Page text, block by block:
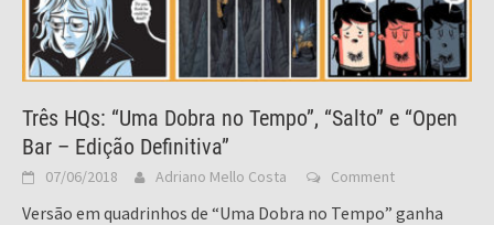
Três HQs: “Uma Dobra no Tempo”, “Salto” e “Open
Bar – Edição Definitiva”
07/06/2018 Adriano Mello Costa Comment
Versão em quadrinhos de “Uma Dobra no Tempo” ganha